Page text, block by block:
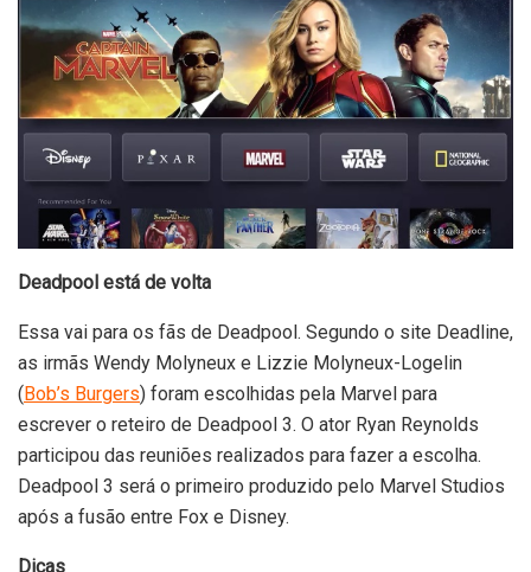
Deadpool está de volta
Essa vai para os fãs de Deadpool. Segundo o site Deadline,
as irmãs Wendy Molyneux e Lizzie Molyneux-Logelin
( Bob’s Burgers) foram escolhidas pela Marvel para
escrever o reteiro de Deadpool 3. O ator Ryan Reynolds
participou das reuniões realizados para fazer a escolha.
Deadpool 3 será o primeiro produzido pelo Marvel Studios
após a fusão entre Fox e Disney.
Dicas